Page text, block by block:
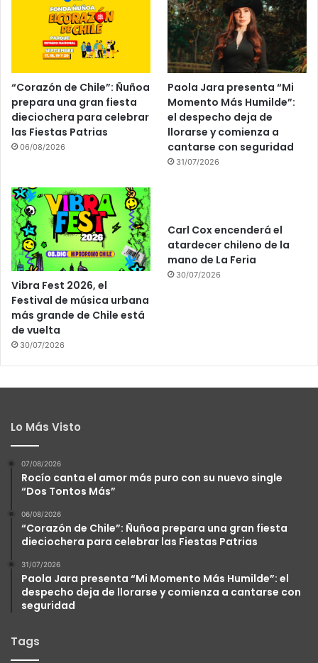
“Corazón de Chile”: Ñuñoa
prepara una gran fiesta
dieciochera para celebrar
las Fiestas Patrias
06/08/2026
Paola Jara presenta “Mi
Momento Más Humilde”:
el despecho deja de
llorarse y comienza a
cantarse con seguridad
31/07/2026
Vibra Fest 2026, el
Festival de música urbana
más grande de Chile está
de vuelta
30/07/2026
Carl Cox encenderá el
atardecer chileno de la
mano de La Feria
30/07/2026
Lo Más Visto
07/08/2026
Rocío canta el amor más puro con su nuevo single
“Dos Tontos Más”
06/08/2026
“Corazón de Chile”: Ñuñoa prepara una gran fiesta
dieciochera para celebrar las Fiestas Patrias
31/07/2026
Paola Jara presenta “Mi Momento Más Humilde”: el
despecho deja de llorarse y comienza a cantarse con
seguridad
Tags